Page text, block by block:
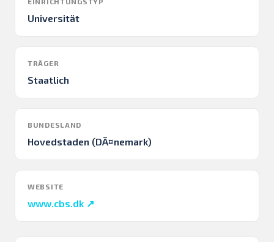
Universität
TRÄGER
Staatlich
BUNDESLAND
Hovedstaden (DÃ¤nemark)
WEBSITE
www.cbs.dk ↗